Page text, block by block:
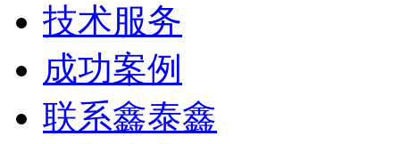
技术服务
成功案例
联系鑫泰鑫